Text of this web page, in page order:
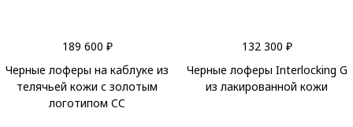
189 600 ₽
Черные лоферы на каблуке из
телячьей кожи с золотым
логотипом CC
132 300 ₽
Черные лоферы Interlocking G
из лакированной кожи